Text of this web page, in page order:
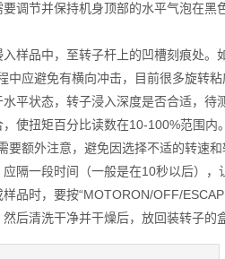
节并保持机身顶部的水平气泡在黑
品中，至转子杆上的凹槽刻痕处。
中应避免有横向冲击，目前很多旋转
状态，转子浸入深度是否合适，待
扭矩百分比读数在10-100%范围内
要额外注意，避免因选择不适的转速和
一段时间（一般是在10秒以后），
时，要按“MOTORON/OFF/
清洗干净并干燥后，放回装转子的盒